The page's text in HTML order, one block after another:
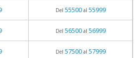
Del 55500al 55999
Del 56500al 56999
Del 57500al 57999